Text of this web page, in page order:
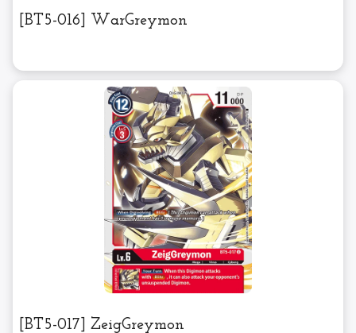
[BT5-016] WarGreymon
[BT5-017] ZeigGreymon